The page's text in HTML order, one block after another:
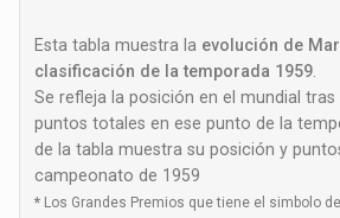
Esta tabla muestra la evolución de
clasificación de la temporada 1959
Se refleja la posición en el mundial
puntos totales en ese punto de la
de la tabla muestra su posición y
campeonato de 1959
* Los Grandes Premios que tiene el simbolo